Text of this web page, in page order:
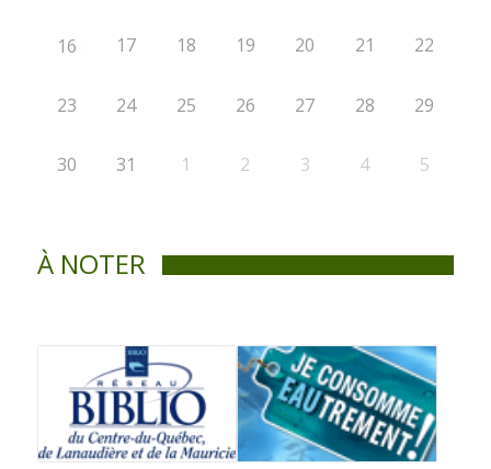
16 17 18 19 20 21 22
23 24 25 26 27 28 29
30 31 1 2 3 4 5
À NOTER